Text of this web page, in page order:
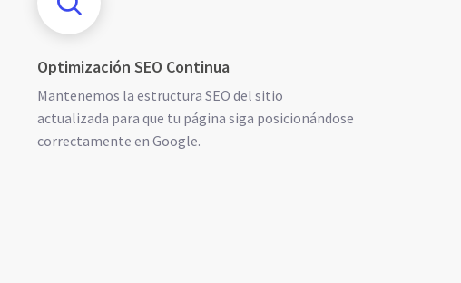
Optimización SEO Continua
Mantenemos la estructura SEO del sitio
actualizada para que tu página siga posicionándose
correctamente en Google.